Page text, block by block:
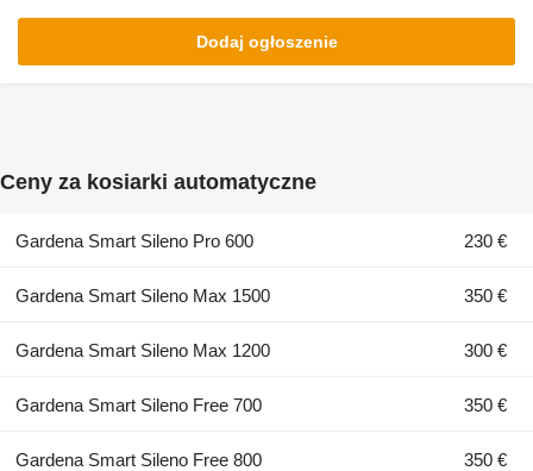
Dodaj ogłoszenie
Ceny za kosiarki automatyczne
Gardena Smart Sileno Pro 600 230 €
Gardena Smart Sileno Max 1500 350 €
Gardena Smart Sileno Max 1200 300 €
Gardena Smart Sileno Free 700 350 €
Gardena Smart Sileno Free 800 350 €